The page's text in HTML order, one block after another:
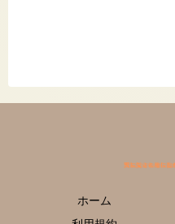
ホーム